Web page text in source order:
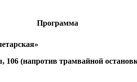
Программа
106 (напротив трамвайной